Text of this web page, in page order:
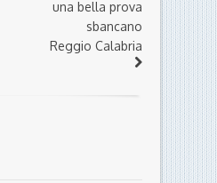
una bella prova
sbancano
Reggio Calabria